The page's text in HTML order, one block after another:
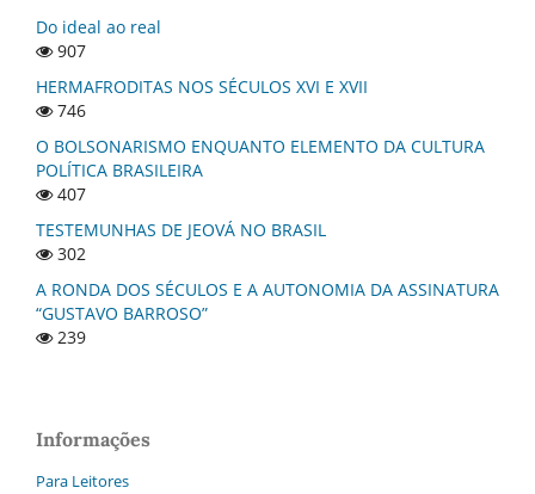
Do ideal ao real
907
HERMAFRODITAS NOS SÉCULOS XVI E XVII
746
O BOLSONARISMO ENQUANTO ELEMENTO DA CULTURA
POLÍTICA BRASILEIRA
407
TESTEMUNHAS DE JEOVÁ NO BRASIL
302
A RONDA DOS SÉCULOS E A AUTONOMIA DA ASSINATURA
“GUSTAVO BARROSO”
239
Informações
Para Leitores